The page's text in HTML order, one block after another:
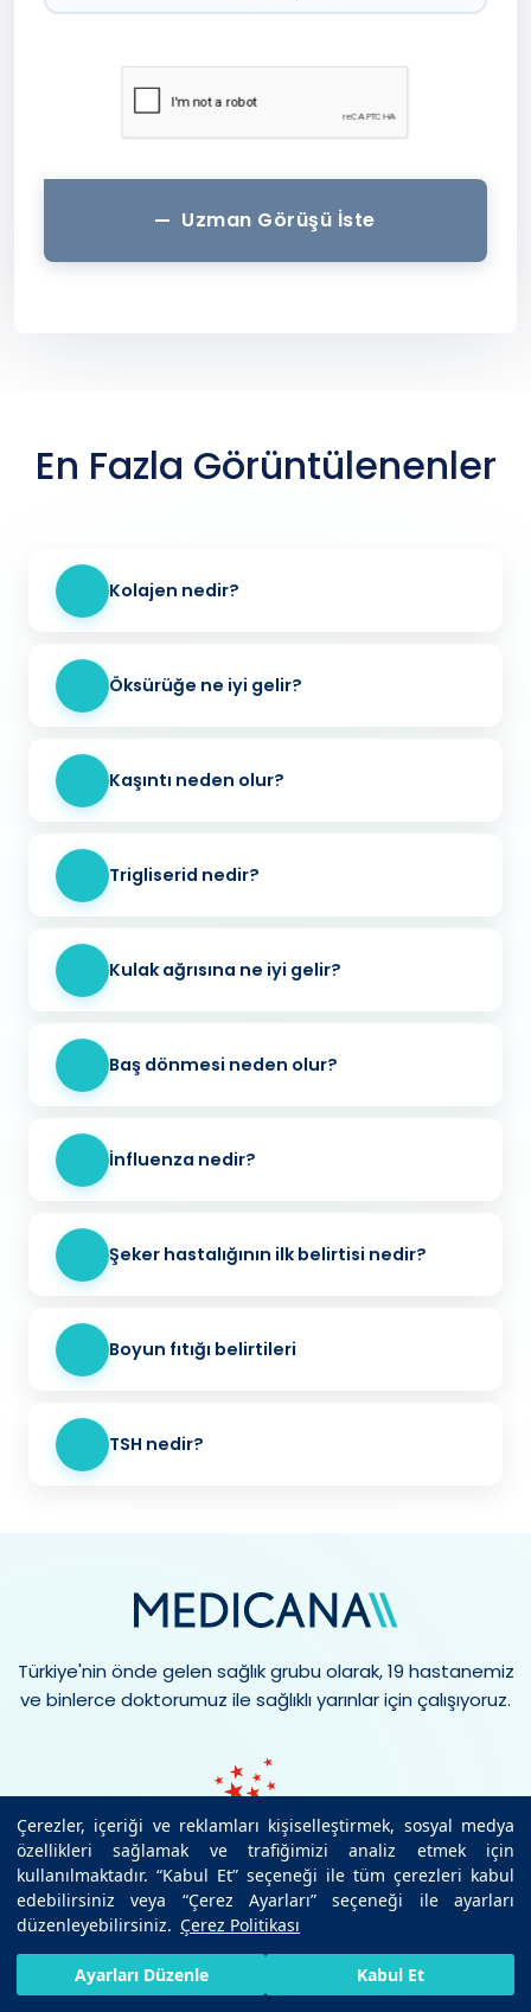
Çerezler, içeriği ve reklamları kişiselleştirmek, sosyal medya
özellikleri sağlamak ve trafiğimizi analiz etmek için
kullanılmaktadır. “Kabul Et” seçeneği ile tüm çerezleri kabul
edebilirsiniz veya “Çerez Ayarları” seçeneği ile ayarları
düzenleyebilirsiniz. Çerez Politikası
Ayarları Düzenle Kabul Et
Uzman Görüşü İste
En Fazla Görüntülenenler
Kolajen nedir?
Öksürüğe ne iyi gelir?
Kaşıntı neden olur?
Trigliserid nedir?
Kulak ağrısına ne iyi gelir?
Baş dönmesi neden olur?
İnfluenza nedir?
Şeker hastalığının ilk belirtisi nedir?
Boyun fıtığı belirtileri
TSH nedir?
Türkiye'nin önde gelen sağlık grubu olarak, 19 hastanemiz
ve binlerce doktorumuz ile sağlıklı yarınlar için çalışıyoruz.
7/24 SAĞLIK HATTI
444 6 334
E-POSTA
HIZLI RANDEVU AL BIZE ULAŞIN